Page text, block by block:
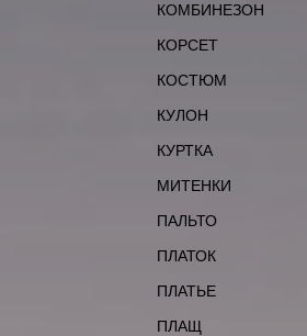
КОМБИНЕЗОН
КОРСЕТ
КОСТЮМ
КУЛОН
КУРТКА
МИТЕНКИ
ПАЛЬТО
ПЛАТОК
ПЛАТЬЕ
ПЛАЩ